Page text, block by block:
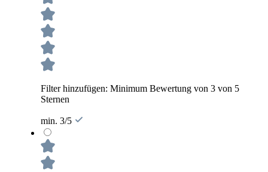
Filter hinzufügen: Minimum Bewertung von 3 von 5
Sternen
min. 3/5